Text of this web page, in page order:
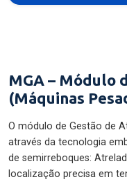
MGA – Módulo
(Máquinas
O módulo de Gestão de
através da tecnologia
de semirreboques:
localização precisa em